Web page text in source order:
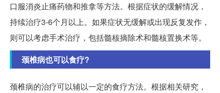
口服消炎止痛药物和推拿等方法。根据症状的缓解情况，
持续治疗3-6个月以上。如果症状无缓解或出现反复发作，
则可以考虑手术治疗，包括髓核摘除术和髓核置换术等。
颈椎病也可以食疗?
颈椎病的治疗可以辅以一定的食疗方法。根据相关研究，